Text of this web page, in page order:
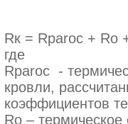
Rк = Rparoc + Rо
где
Rparoc -
кровли,
коэффициентов
Rо –